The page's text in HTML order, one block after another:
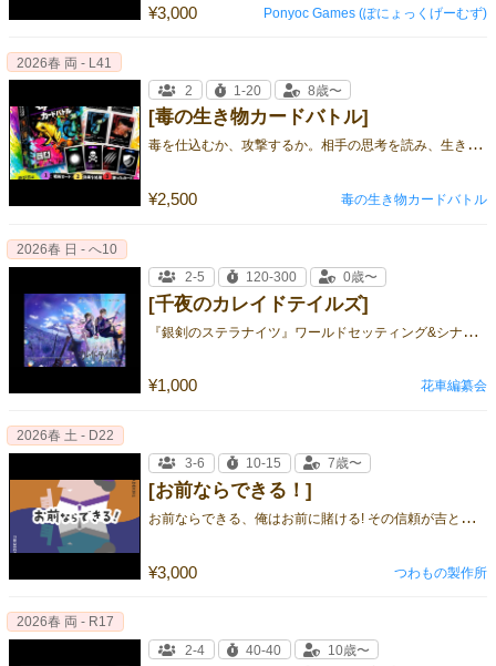
¥3,000 Ponyoc Games (ぽにょっくげーむず)
[毒の生き物カードバトル]
毒
を仕込むか、攻撃するか。相手の思考を読み、生き残れ。
¥2,500
2026春 両 - L41
2
1-20 8歳〜
毒の生き物カードバトル
[千夜のカレイドテイルズ]
『
銀剣のステラナイツ』ワールドセッティング&シナリオ集
¥1,000
2026春 日 - へ10
2-5
120-300 0歳〜
花車編纂会
[お前ならできる！]
お
前ならできる、俺はお前に賭ける! その信頼が吉と出るか凶と出るか、 期待と緊張渦巻く運命の勝負が、今始まる、、！ ⭐︎パーティ
¥3,000
2026春 土 - D22
3-6
10-15 7歳〜
つわもの製作所
2026春 両 - R17
2-4
40-40 10歳〜